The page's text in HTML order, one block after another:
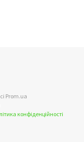
Prom.ua
конфіденційності